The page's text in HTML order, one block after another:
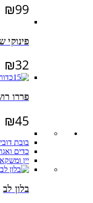
₪99
פינוקי
₪32
פררו רושה
₪45
בובת דובי
כדים
יין
בלון לב